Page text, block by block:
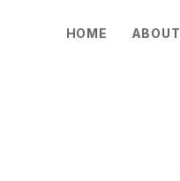
HOME ABOUT